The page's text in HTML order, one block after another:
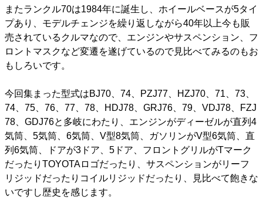
またランクル70は1984年に誕生し、ホイールベースが5タイ
プあり、モデルチェンジを繰り返しながら40年以上今も販
売されているクルマなので、エンジンやサスペンション、フ
ロントマスクなど変遷を遂げているので見比べてみるのもお
もしろいです。
今回集まった型式はBJ70、74、PZJ77、HZJ70、71、73、
74、75、76、77、78、HDJ78、GRJ76、79、VDJ78、FZJ
78、GDJ76と多岐にわたり、エンジンがディーゼルが直列4
気筒、5気筒、6気筒、V型8気筒、ガソリンがV型6気筒、直
列6気筒、ドアが3ドア、5ドア、フロントグリルがTマーク
だったりTOYOTAロゴだったり、サスペンションがリーフ
リジッドだったりコイルリジッドだったり、見比べて飽きな
いですし歴史を感じます。